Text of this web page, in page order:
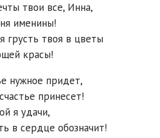
твои все, Инна,
именины!
грусть твоя в цветы
красы!
нужное придет,
принесет!
я удачи,
в сердце обозначит!